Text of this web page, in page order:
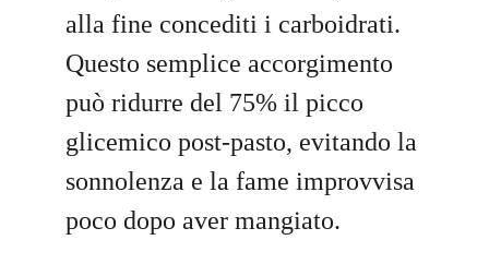
alla fine concediti i carboidrati.
Questo semplice accorgimento
può ridurre del 75% il picco
glicemico post-pasto, evitando la
sonnolenza e la fame improvvisa
poco dopo aver mangiato.